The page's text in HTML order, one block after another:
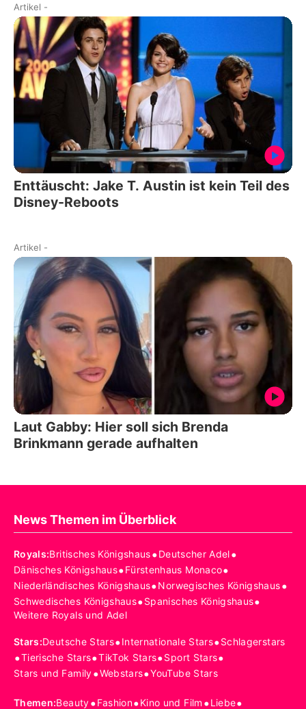
Artikel -
Enttäuscht: Jake T. Austin ist kein Teil des
Disney-Reboots
Artikel -
Laut Gabby: Hier soll sich Brenda
Brinkmann gerade aufhalten
News Themen im Überblick
Royals:Britisches Königshaus•Deutscher Adel•
Dänisches Königshaus•Fürstenhaus Monaco•
Niederländisches Königshaus•Norwegisches Königshaus•
Schwedisches Königshaus•Spanisches Königshaus•
Weitere Royals und Adel
Stars:Deutsche Stars•Internationale Stars•Schlagerstars
•Tierische Stars•TikTok Stars•Sport Stars•
Stars und Family•Webstars•YouTube Stars
Themen:Beauty•Fashion•Kino und Film •Liebe•